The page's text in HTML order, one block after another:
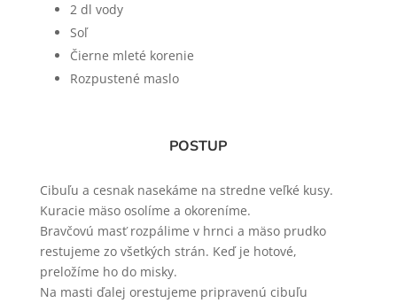
2 dl vody
Soľ
Čierne mleté korenie
Rozpustené maslo
POSTUP
Cibuľu a cesnak nasekáme na stredne veľké kusy.
Kuracie mäso osolíme a okoreníme.
Bravčovú masť rozpálime v hrnci a mäso prudko
restujeme zo všetkých strán. Keď je hotové,
preložíme ho do misky.
Na masti ďalej orestujeme pripravenú cibuľu